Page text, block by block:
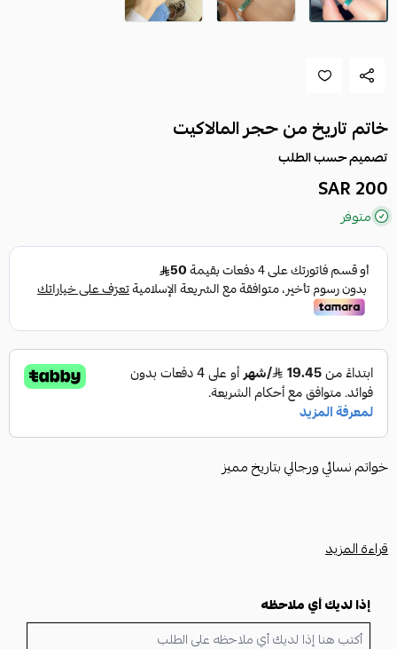
خاتم تاريخ من حجر المالاكيت
تصميم حسب الطلب
200 SAR
متوفر
خواتم نسائي ورجالي بتاريخ مميز
احصل على نقش ممتزج مع التصميم حسب الاختيار، مع تاريخ الذكريات ،
الرجال اقتنوه الآن وزيدوا أنفسكم بريقًا وجمالًا.
قراءة المزيد
إذا لديك أي ملاحظه